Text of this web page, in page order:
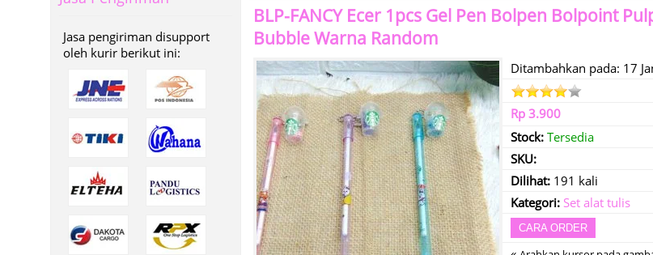
BLP-FANCY Ecer 1pcs Gel Pen Bolpen Bolpoint
Bubble Warna Random
Ditambahkan pada: 17
Rp 3.900
Stock: Tersedia
SKU:
Dilihat: 191 kali
Kategori: Set alat tulis
CARA ORDER
Jasa pengiriman disupport
oleh kurir berikut ini: